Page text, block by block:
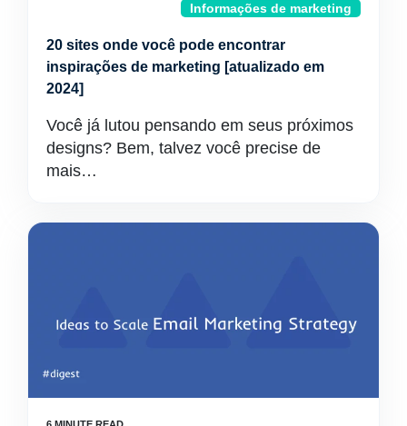
Informações de marketing
20 sites onde você pode encontrar
inspirações de marketing [atualizado em
2024]
Você já lutou pensando em seus próximos
designs? Bem, talvez você precise de
mais…